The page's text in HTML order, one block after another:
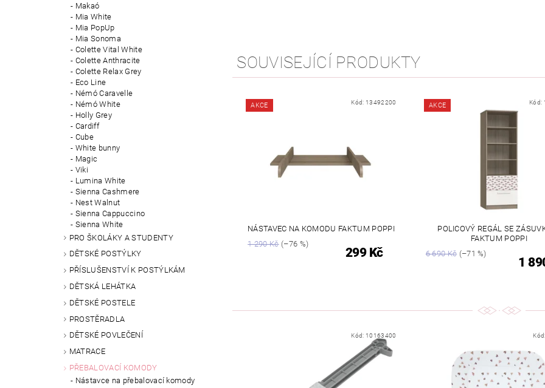
Makaó
Mia White
Mia PopUp
Mia Sonoma
Colette Vital White
Colette Anthracite
Colette Relax Grey
Eco Line
Némó Caravelle
Némó White
Holly Grey
Cardiff
Cube
White bunny
Magic
Viki
Lumina White
Sienna Cashmere
Nest Walnut
Sienna Cappuccino
Sienna White
PRO ŠKOLÁKY A STUDENTY
DĚTSKÉ POSTÝLKY
PŘÍSLUŠENSTVÍ K POSTÝLKÁM
DĚTSKÁ LEHÁTKA
DĚTSKÉ POSTELE
PROSTĚRADLA
DĚTSKÉ POVLEČENÍ
MATRACE
PŘEBALOVACÍ KOMODY
Nástavce na přebalovací komody
SOUVISEJÍCÍ PRODUKTY
AKCE Kód: 13492200
NÁSTAVEC NA KOMODU FAKTUM POPPI
1 290 Kč(–76 %)
299 Kč
AKCE Kód:
POLICOVÝ REGÁL SE
FAKTUM POPPI
6 690 Kč(–71 %)
1
Kód: 10163400 Kód: